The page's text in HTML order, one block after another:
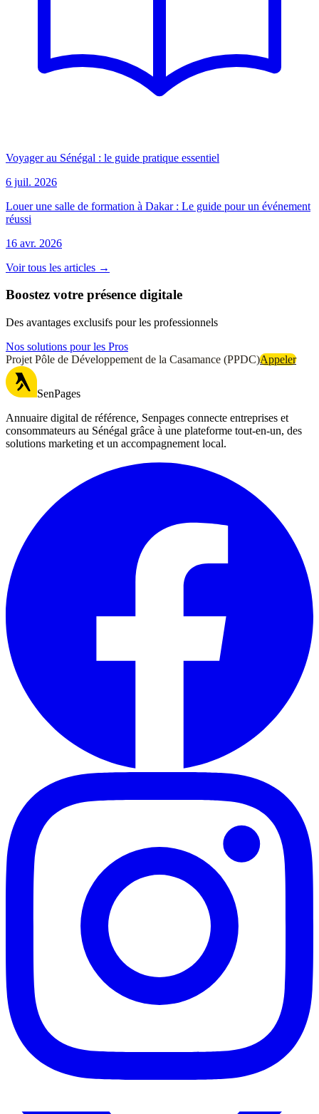
Voyager au Sénégal : le guide pratique essentiel
6 juil. 2026
Louer une salle de formation à Dakar : Le guide pour un événement
réussi
16 avr. 2026
Voir tous les articles →
Boostez votre présence digitale
Des avantages exclusifs pour les professionnels
Nos solutions pour les Pros
Projet Pôle de Développement de la Casamance (PPDC)Appeler
SenPages
Annuaire digital de référence, Senpages connecte entreprises et
consommateurs au Sénégal grâce à une plateforme tout-en-un, des
solutions marketing et un accompagnement local.